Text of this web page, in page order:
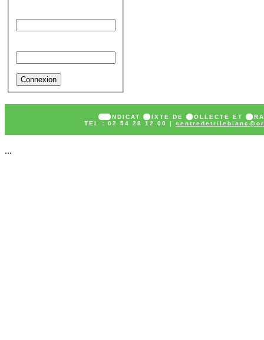
SY NDICAT MIXTE DE COLLECTE ET T
TEL : 02 54 28 12 00 |
...